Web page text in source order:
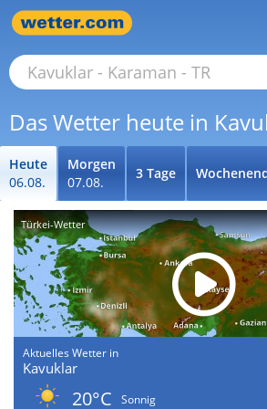
Das Wetter heute in
Heute
06.08.
Morgen
07.08.
3 Tage
Türkei-Wetter
Aktuelles Wetter in
Kavuklar
20°C
Sonnig